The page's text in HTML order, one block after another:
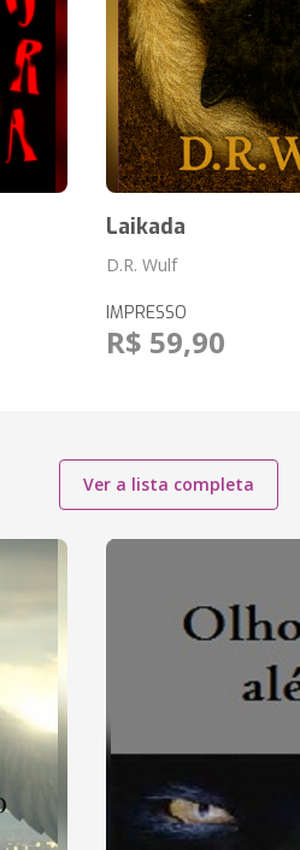
Laikada
D.R. Wulf
IMPRESSO
R$ 59,90
Ver a lista completa